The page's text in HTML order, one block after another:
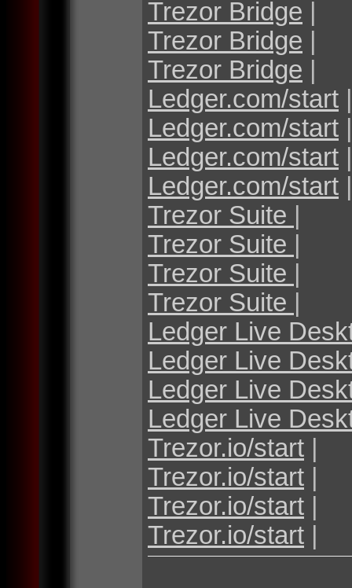
Trezor Bridge |
Trezor Bridge |
Trezor Bridge |
Ledger.com/start |
Ledger.com/start |
Ledger.com/start |
Ledger.com/start |
Trezor Suite |
Trezor Suite |
Trezor Suite |
Trezor Suite |
Ledger Live
Ledger Live
Ledger Live
Ledger Live
Trezor.io/start |
Trezor.io/start |
Trezor.io/start |
Trezor.io/start |